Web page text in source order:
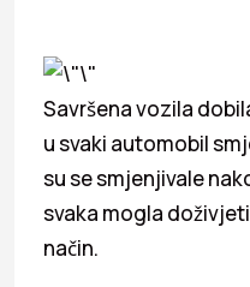
Savršena vozila
u svaki automobil
su se smjenjivale
svaka mogla
način.